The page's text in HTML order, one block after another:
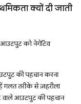
क्यों दी जाती
आउटपुट को नेगेटिव
की पहचान करना
गलत तरीके से ज़हरीला
वाले आउटपुट की पहचान